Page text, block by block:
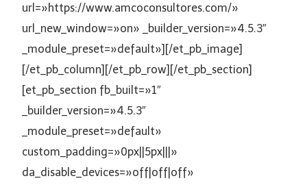
url=»https://www.amcoconsultores.com/»
url_new_window=»on» _builder_version=»4.5.3″
_module_preset=»default»][/et_pb_image]
[/et_pb_column][/et_pb_row][/et_pb_section]
[et_pb_section fb_built=»1″
_builder_version=»4.5.3″
_module_preset=»default»
custom_padding=»0px||5px|||»
da_disable_devices=»off|off|off»